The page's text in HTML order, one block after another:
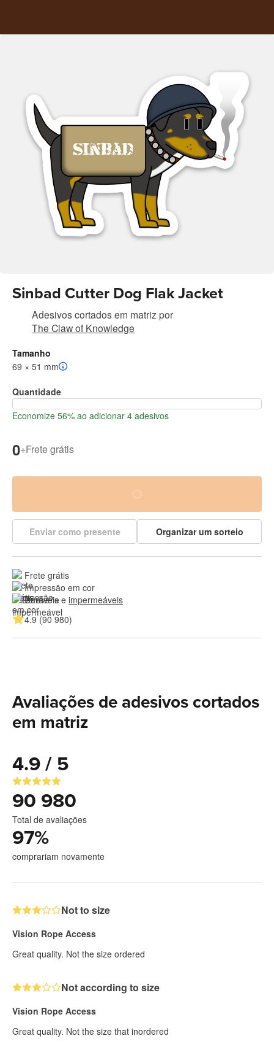
Sinbad Cutter Dog Flak Jacket
Adesivos cortados em matriz por
The Claw of Knowledge
Tamanho
69 × 51 mm
Quantidade
Economize 56% ao adicionar 4 adesivos
0+Frete grátis
Enviar como presente Organizar um sorteio
Frete grátis
Impressão em cor
Duráveis e impermeáveis
4.9 (90 980)
Avaliações de adesivos cortados
em matriz
4.9 / 5
90 980
Total de avaliações
97%
comprariam novamente
Not to size
Vision Rope Access
Great quality. Not the size ordered
Not according to size
Vision Rope Access
Great quality. Not the size that inordered